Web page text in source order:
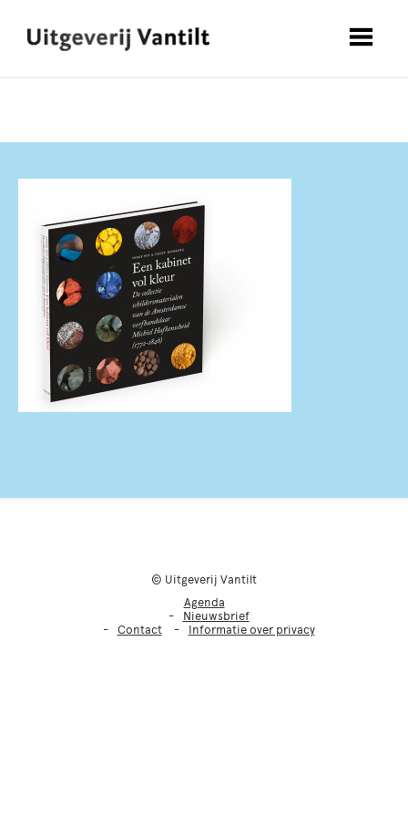
© Uitgeverij Vantilt
Agenda
Nieuwsbrief
Contact
Informatie over privacy